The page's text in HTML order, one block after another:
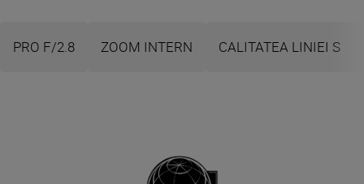
PRO F/2.8 ZOOM INTERN CALITATEA LINIEI S